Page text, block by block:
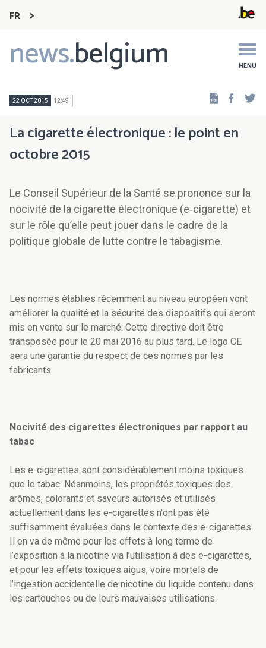
FR
news.belgium MENU
Main
navigation
22 OCT 2015 12:49
La cigarette électronique : le point en
octobre 2015
Le Conseil Supérieur de la Santé se prononce sur la
nocivité de la cigarette électronique (e‑cigarette) et
sur le rôle qu’elle peut jouer dans le cadre de la
politique globale de lutte contre le tabagisme.
Les normes établies récemment au niveau européen vont
améliorer la qualité et la sécurité des dispositifs qui seront
mis en vente sur le marché. Cette directive doit être
transposée pour le 20 mai 2016 au plus tard. Le logo CE
sera une garantie du respect de ces normes par les
fabricants.
Nocivité des cigarettes électroniques par rapport au
tabac
Les e-cigarettes sont considérablement moins toxiques
que le tabac. Néanmoins, les propriétés toxiques des
arômes, colorants et saveurs autorisés et utilisés
actuellement dans les e-cigarettes n'ont pas été
suffisamment évaluées dans le contexte des e-cigarettes.
Il en va de même pour les effets à long terme de
l’exposition à la nicotine via l’utilisation à des e-cigarettes,
et pour les effets toxiques aigus, voire mortels de
l’ingestion accidentelle de nicotine du liquide contenu dans
les cartouches ou de leurs mauvaises utilisations.